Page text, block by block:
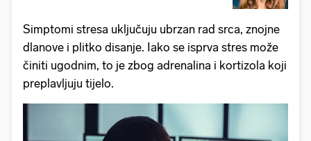
Simptomi stresa uključuju ubrzan rad srca, znojne
dlanove i plitko disanje. Iako se isprva stres može
činiti ugodnim, to je zbog adrenalina i kortizola koji
preplavljuju tijelo.